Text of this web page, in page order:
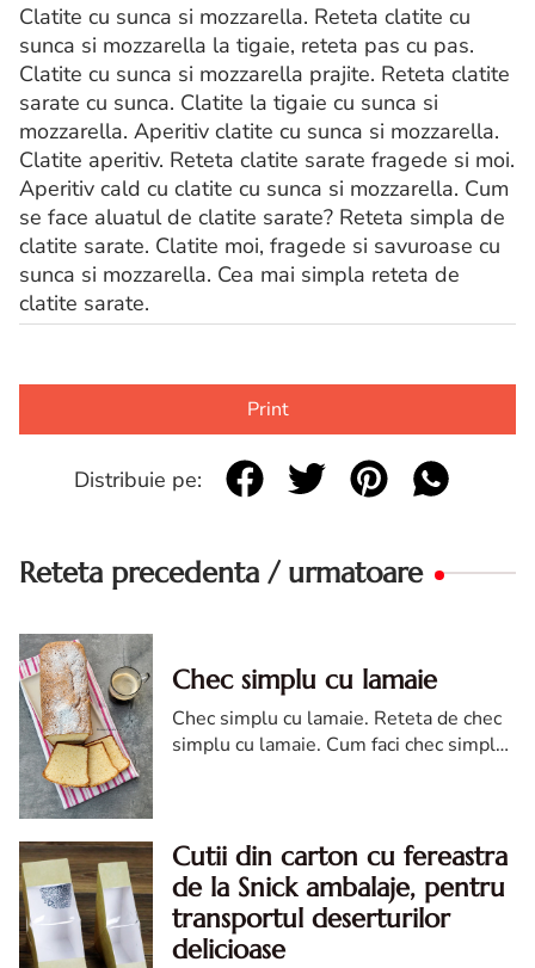
Clatite cu sunca si mozzarella. Reteta clatite cu
sunca si mozzarella la tigaie, reteta pas cu pas.
Clatite cu sunca si mozzarella prajite. Reteta clatite
sarate cu sunca. Clatite la tigaie cu sunca si
mozzarella. Aperitiv clatite cu sunca si mozzarella.
Clatite aperitiv. Reteta clatite sarate fragede si moi.
Aperitiv cald cu clatite cu sunca si mozzarella. Cum
se face aluatul de clatite sarate? Reteta simpla de
clatite sarate. Clatite moi, fragede si savuroase cu
sunca si mozzarella. Cea mai simpla reteta de
clatite sarate.
Print
Distribuie pe:
Reteta precedenta / urmatoare
Chec simplu cu lamaie
Chec simplu cu lamaie. Reteta de chec
simplu cu lamaie. Cum faci chec simplu
Cutii din carton cu fereastra
de la Snick ambalaje, pentru
transportul deserturilor
delicioase